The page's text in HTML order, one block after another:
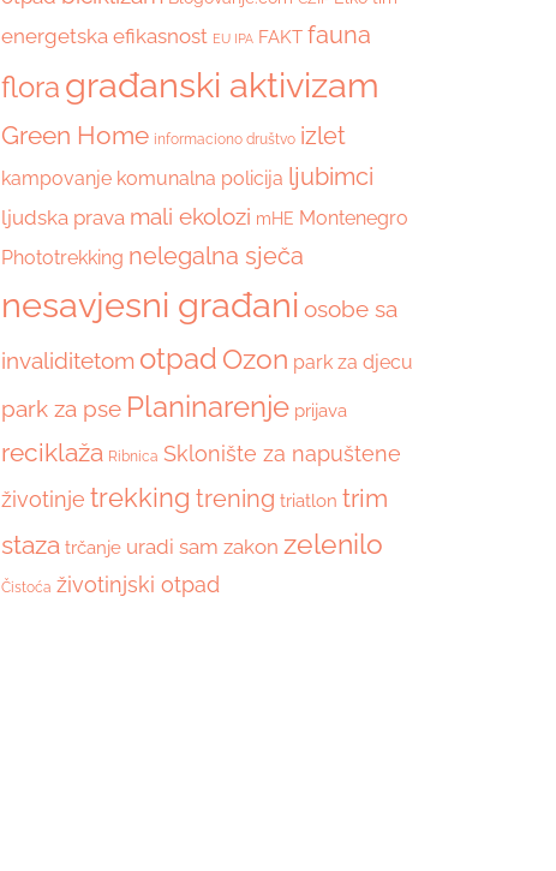
energetska efikasnost EU IPA FAKT fauna
flora građanski aktivizam
Green Home informaciono društvo izlet
kampovanje komunalna policija ljubimci
ljudska prava mali ekolozi mHE Montenegro
Phototrekking nelegalna sječa
nesavjesni građani osobe sa
invaliditetom otpad Ozon park za djecu
park za pse Planinarenje prijava
reciklaža Ribnica Sklonište za napuštene
životinje trekking trening triatlon trim
staza trčanje uradi sam zakon zelenilo
Čistoća životinjski otpad